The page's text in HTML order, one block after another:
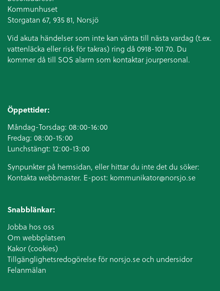
Kommunhuset
Storgatan 67, 935 81, Norsjö
Vid akuta händelser som inte kan vänta till nästa vardag (t.ex.
vattenläcka eller risk för takras) ring då 0918-101 70. Du
kommer då till SOS alarm som kontaktar jourpersonal.
Öppettider:
Måndag-Torsdag: 08:00-16:00
Fredag: 08:00-15:00
Lunchstängt: 12:00-13:00
Synpunkter på hemsidan, eller hittar du inte det du söker:
Kontakta webbmaster. E-post: kommunikator@norsjo.se
Snabblänkar:
Jobba hos oss
Om webbplatsen
Kakor (cookies)
Tillgänglighetsredogörelse för norsjo.se och undersidor
Felanmälan